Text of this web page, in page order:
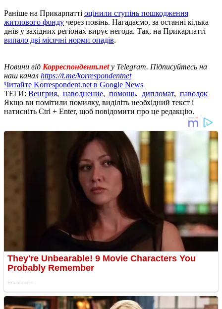
Раніше на Прикарпатті оцінили ступінь пошкодження
житлового фонду через повінь. Нагадаємо, за останні кілька
днів у західних регіонах вирує негода. Так, на Прикарпатті
випало дві місячні норми опадів.
Новини від Корреспондент.netу Telegram. Підписуйтесь на
наш канал https://t.me/korrespondentnet
Читайте Korrespondent.net в Google News
ТЕГИ: Венгрия, наводнение, помощь, дипломат, паводок
Якщо ви помітили помилку, виділіть необхідний текст і
натисніть Ctrl + Enter, щоб повідомити про це редакцію.